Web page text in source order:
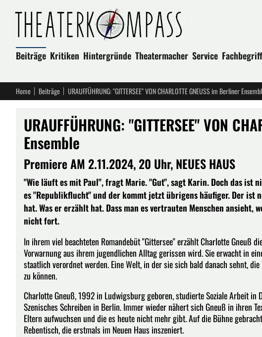
Beiträge Kritiken Hintergründe Theatermacher Service
Home Beiträge URAUFFÜHRUNG: "GITTERSEE" VON CHARLOTTE GNEUSS im Berliner
URAUFFÜHRUNG: "GITTERSEE" VON
Ensemble
Premiere AM 2.11.2024, 20 Uhr, NEUES HAUS
"Wie läuft es mit Paul", fragt Marie. "Gut", sagt Karin. Doch das ist
es "Republikflucht" und der kommt jetzt übrigens häufiger. Der ist
hat. Was er erzählt hat. Dass man es vertrauten Menschen
nicht fort.
In ihrem viel beachteten Romandebüt "Gittersee" erzählt Charlotte Gneuß
Vorwarnung aus ihrem jugendlichen Alltag gerissen wird. Sie erwacht in
staatlich verordnet werden. Eine Welt, in der sie sich bald danach sehnt,
zu können.
Charlotte Gneuß, 1992 in Ludwigsburg geboren, studierte Soziale Arbeit in
Szenisches Schreiben in Berlin. Immer wieder nähert sich Gneuß in ihren
Eltern aufwuchsen und die es heute nicht mehr gibt. Auf die Bühne
Rebentisch, die erstmals im Neuen Haus inszeniert.